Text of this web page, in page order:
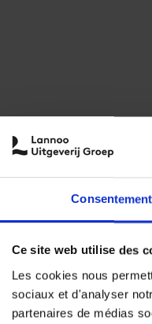
Consentement
Ce site web utilise des
Les cookies nous
sociaux et d'analyser
partenaires de médias